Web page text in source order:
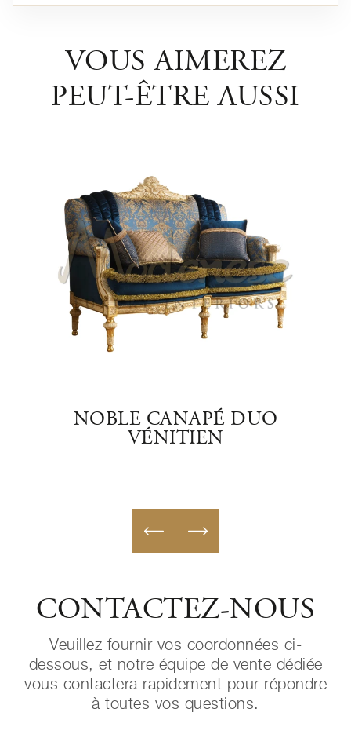
VOUS AIMEREZ
PEUT-ÊTRE AUSSI
NOBLE CANAPÉ DUO
VÉNITIEN
CONTACTEZ-NOUS
Veuillez fournir vos coordonnées ci-
dessous, et notre équipe de vente dédiée
vous contactera rapidement pour répondre
à toutes vos questions.